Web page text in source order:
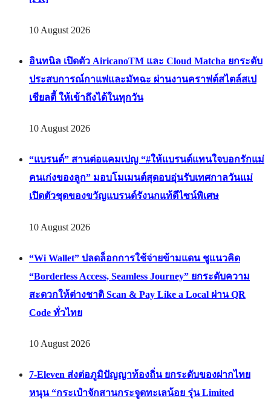
10 August 2026
อินทนิล เปิดตัว AiricanoTM และ Cloud Matcha ยกระดับ
ประสบการณ์กาแฟและมัทฉะ ผ่านงานคราฟต์สไตล์สเป
เชียลตี้ ให้เข้าถึงได้ในทุกวัน
10 August 2026
“แบรนด์” สานต่อแคมเปญ “#ให้แบรนด์แทนใจบอกรักแม่
คนเก่งของลูก” มอบโมเมนต์สุดอบอุ่นรับเทศกาลวันแม่
เปิดตัวชุดของขวัญแบรนด์รังนกแท้ดีไซน์พิเศษ
10 August 2026
“Wi Wallet” ปลดล็อกการใช้จ่ายข้ามแดน ชูแนวคิด
“Borderless Access, Seamless Journey” ยกระดับความ
สะดวกให้ต่างชาติ Scan & Pay Like a Local ผ่าน QR
Code ทั่วไทย
10 August 2026
7-Eleven ส่งต่อภูมิปัญญาท้องถิ่น ยกระดับของฝากไทย
หนุน “กระเป๋าจักสานกระจูดทะเลน้อย รุ่น Limited